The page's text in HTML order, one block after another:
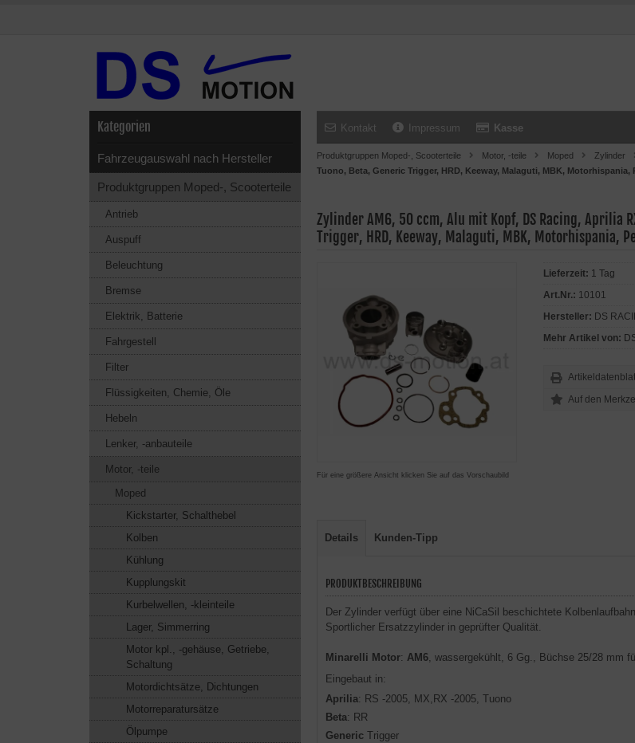
Kontakt Impressum Kasse
Produktgruppen Moped-, Scooterteile Motor, -teile Moped Zylinder
Tuono, Beta, Generic Trigger, HRD, Keeway, Malaguti, MBK, Motorhispania,
Zylinder AM6, 50 ccm, Alu mit Kopf, DS Racing, Aprilia
Trigger, HRD, Keeway, Malaguti, MBK, Motorhispania,
Für eine größere Ansicht klicken Sie auf das Vorschaubild
Lieferzeit: 1 Tag
Art.Nr.: 10101
Hersteller: DS
Mehr Artikel von:
Details Kunden-Tipp
PRODUKTBESCHREIBUNG
Der Zylinder verfügt über eine NiCaSil beschichtete
Sportlicher Ersatzzylinder in geprüfter Qualität.
Minarelli Motor: AM6 , wassergekühlt, 6 Gg., Büchse 25/28 mm
Eingebaut in:
Aprilia: RS -2005, MX,RX -2005, Tuono
Beta: RR
Generic Trigger
Kategorien
Fahrzeugauswahl nach Hersteller
Produktgruppen Moped-, Scooterteile
Antrieb
Auspuff
Beleuchtung
Bremse
Elektrik, Batterie
Fahrgestell
Filter
Flüssigkeiten, Chemie, Öle
Hebeln
Lenker, -anbauteile
Motor, -teile
Moped
Kickstarter, Schalthebel
Kolben
Kühlung
Kupplungskit
Kurbelwellen, -kleinteile
Lager, Simmerring
Motor kpl., -gehäuse, Getriebe,
Schaltung
Motordichtsätze, Dichtungen
Motorreparatursätze
Ölpumpe